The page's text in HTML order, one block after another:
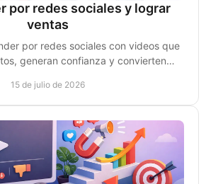
por redes sociales y lograr
ventas
por redes sociales con videos que
generan confianza y convierten
15 de julio de 2026